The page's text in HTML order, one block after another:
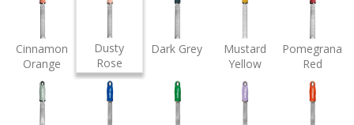
Cinnamon
Orange
Dusty
Rose
Dark Grey
Mustard
Yellow
Pomegranate
Red